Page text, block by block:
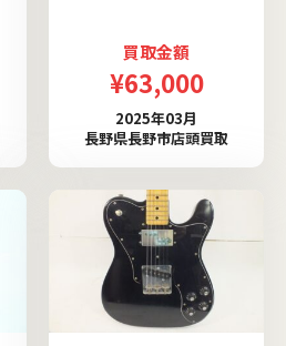
買取金額
¥63,000
2025年03月
長野県長野市店頭買取